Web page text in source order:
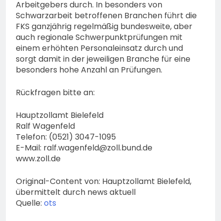
Arbeitgebers durch. In besonders von
Schwarzarbeit betroffenen Branchen führt die
FKS ganzjährig regelmäßig bundesweite, aber
auch regionale Schwerpunktprüfungen mit
einem erhöhten Personaleinsatz durch und
sorgt damit in der jeweiligen Branche für eine
besonders hohe Anzahl an Prüfungen.
Rückfragen bitte an:
Hauptzollamt Bielefeld
Ralf Wagenfeld
Telefon: (0521) 3047-1095
E-Mail: ralf.wagenfeld@zoll.bund.de
www.zoll.de
Original-Content von: Hauptzollamt Bielefeld,
übermittelt durch news aktuell
Quelle: ots